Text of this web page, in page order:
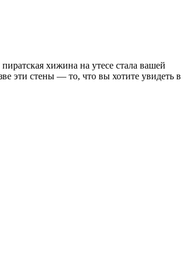
хижина на утесе стала вашей
эти стены — то, что вы хотите увидеть в